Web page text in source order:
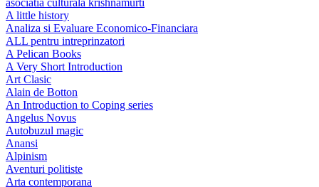
A little history
Analiza si Evaluare Economico-Financiara
ALL pentru intreprinzatori
A Pelican Books
A Very Short Introduction
Art Clasic
Alain de Botton
An Introduction to Coping series
Angelus Novus
Autobuzul magic
Anansi
Alpinism
Aventuri politiste
Arta contemporana